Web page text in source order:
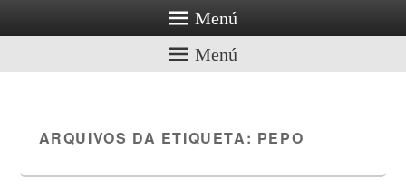
Menú
Menú
ARQUIVOS DA ETIQUETA: PEPO